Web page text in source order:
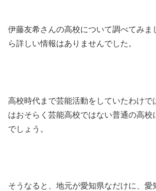
伊藤友希さんの高校について調べてみま
ら詳しい情報はありませんでした。
高校時代まで芸能活動をしていたわけで
はおそらく芸能高校ではない普通の高校
でしょう。
そうなると、地元が愛知県なだけに、愛